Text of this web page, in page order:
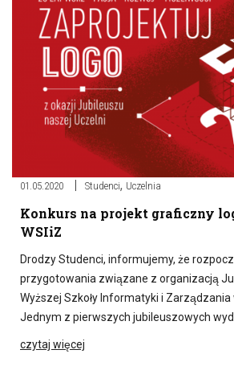
01.05.2020 Studenci, Uczelnia
Konkurs na projekt graficzny
WSIiZ
Drodzy Studenci, informujemy, że
przygotowania związane z organizacją
Wyższej Szkoły Informatyki i Zarządzania
Jednym z pierwszych jubileuszowych
czytaj więcej